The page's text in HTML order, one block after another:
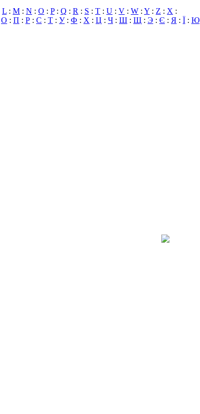
L : M : N : O : P: Q : R : S : T : U : V : W : Y : Z : X :
О : П : Р : С : Т : У: Ф : Х : Ц : Ч : Ш : Щ : Э : Є : Я : Ї : Ю